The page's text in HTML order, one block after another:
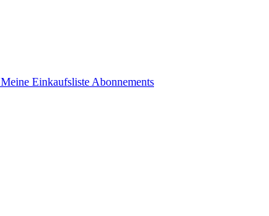
Meine EinkaufslisteAbonnements